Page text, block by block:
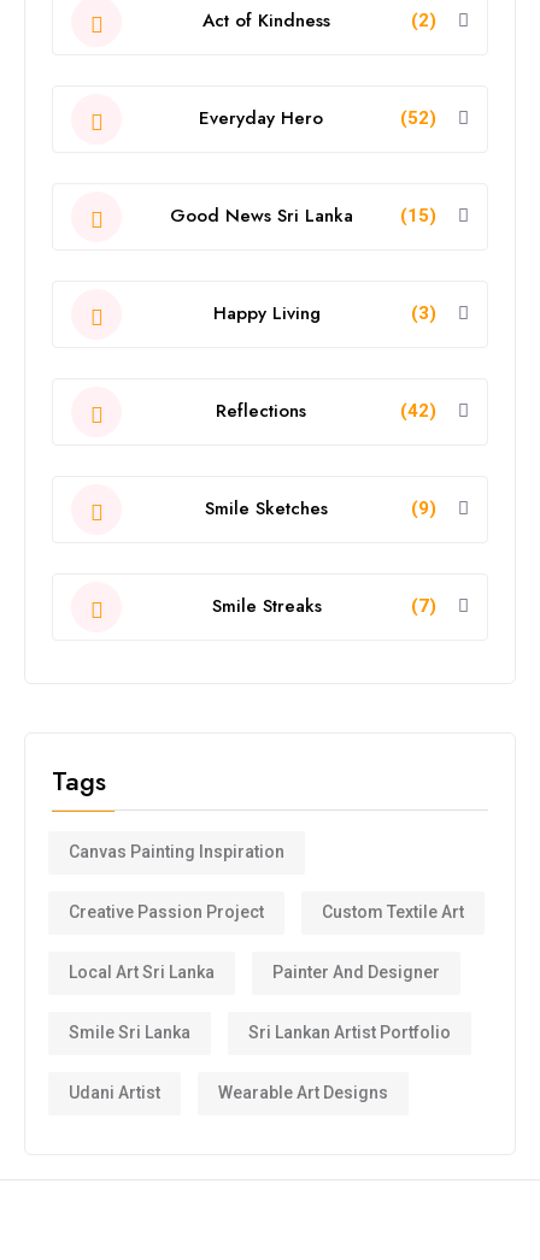
Act of Kindness (2)
Everyday Hero (52)
Good News Sri Lanka (15)
Happy Living (3)
Reflections (42)
Smile Sketches (9)
Smile Streaks (7)
Tags
Canvas Painting Inspiration
Creative Passion Project Custom Textile Art
Local Art Sri Lanka Painter And Designer
Smile Sri Lanka Sri Lankan Artist Portfolio
Udani Artist Wearable Art Designs